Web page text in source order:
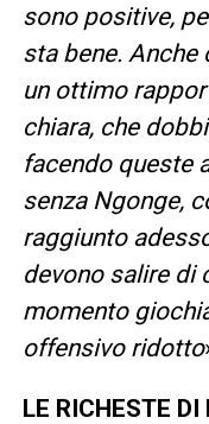
sono positive,
sta bene. Anche
un ottimo
chiara, che
facendo queste
senza Ngonge,
raggiunto
devono salire di
momento
offensivo ridotto
LE RICHESTE DI